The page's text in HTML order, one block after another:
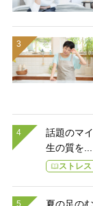
話題のマ
生の質を...
ストレス